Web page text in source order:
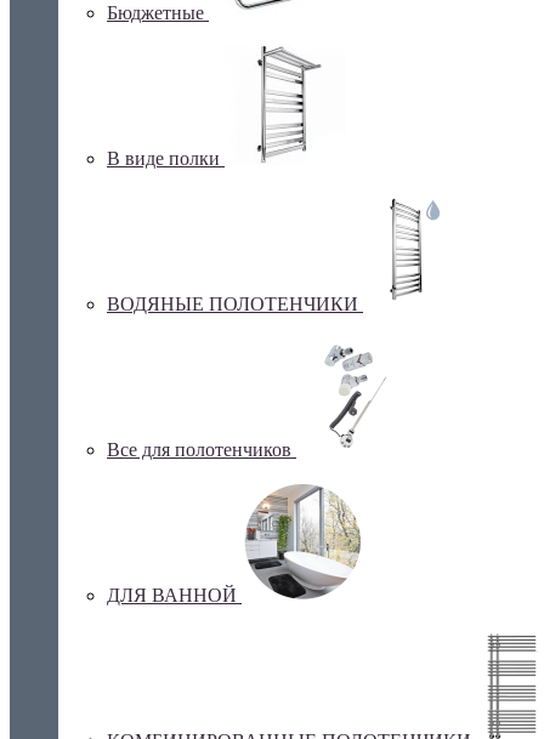
Бюджетные
В виде полки
ВОДЯНЫЕ ПОЛОТЕНЧИКИ
Все для полотенчиков
ДЛЯ ВАННОЙ